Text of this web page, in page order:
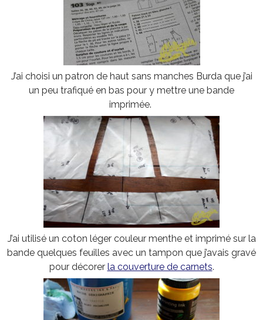
J’ai choisi un patron de haut sans manches Burda que j’ai
un peu trafiqué en bas pour y mettre une bande
imprimée.
J’ai utilisé un coton léger couleur menthe et imprimé sur la
bande quelques feuilles avec un tampon que j’avais gravé
pour décorer la couverture de carnets.